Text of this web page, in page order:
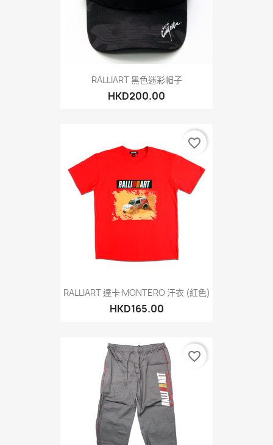
RALLIART 黑色迷彩帽子
HKD200.00
RALLIART 達卡 MONTERO 汗衣 (紅色)
HKD165.00
favorite_border
favorite_border